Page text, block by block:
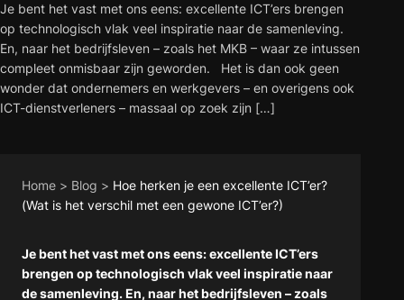
Je bent het vast met ons eens: excellente ICT’ers brengen
op technologisch vlak veel inspiratie naar de samenleving.
En, naar het bedrijfsleven – zoals het MKB – waar ze intussen
compleet onmisbaar zijn geworden. Het is dan ook geen
wonder dat ondernemers en werkgevers – en overigens ook
ICT-dienstverleners – massaal op zoek zijn […]
Home > Blog > Hoe herken je een excellente ICT’er?
(Wat is het verschil met een gewone ICT’er?)
Je bent het vast met ons eens: excellente ICT’ers
brengen op technologisch vlak veel inspiratie naar
de samenleving. En, naar het bedrijfsleven – zoals